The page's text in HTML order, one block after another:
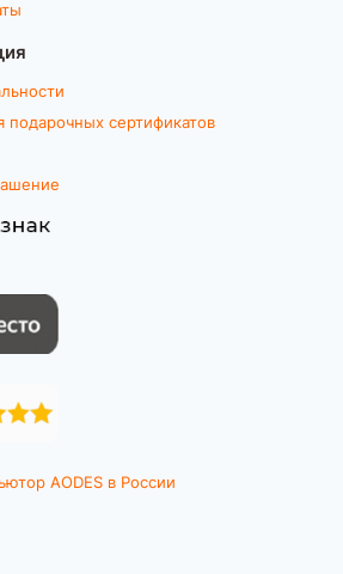
подарочных сертификатов
AODES в России